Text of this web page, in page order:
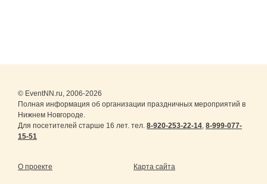
© EventNN.ru, 2006-2026
Полная информация об организации праздничных мероприятий в
Нижнем Новгороде.
Для посетителей старше 16 лет. тел. 8-920-253-22-14, 8-999-077-
15-51
О проекте Карта сайта